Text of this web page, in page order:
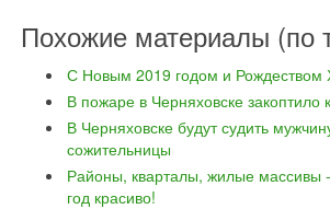
Похожие материалы (по
С Новым 2019 годом и Рождеством
В пожаре в Черняховске закоптило
В Черняховске будут судить
сожительницы
Районы, кварталы, жилые массивы
год красиво!